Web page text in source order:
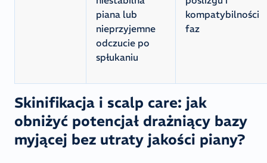
piana lub
nieprzyjemne
odczucie po
spłukaniu
kompatybilności
faz
Skinifikacja i scalp care: jak
obniżyć potencjał drażniący bazy
myjącej bez utraty jakości piany?